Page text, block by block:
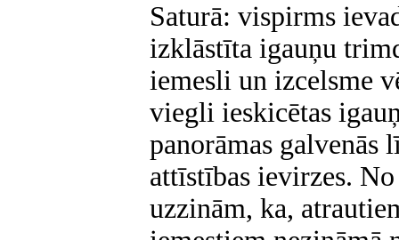
Saturā: vispirms
izklāstīta igauņu
iemesli un izcelsme
viegli ieskicētas
panorāmas
attīstības ievirzes.
uzzinām, ka,